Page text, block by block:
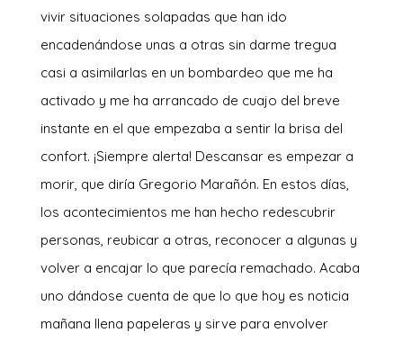
vivir situaciones solapadas que han ido
encadenándose unas a otras sin darme tregua
casi a asimilarlas en un bombardeo que me ha
activado y me ha arrancado de cuajo del breve
instante en el que empezaba a sentir la brisa del
confort. ¡Siempre alerta! Descansar es empezar a
morir, que diría Gregorio Marañón. En estos días,
los acontecimientos me han hecho redescubrir
personas, reubicar a otras, reconocer a algunas y
volver a encajar lo que parecía remachado. Acaba
uno dándose cuenta de que lo que hoy es noticia
mañana llena papeleras y sirve para envolver